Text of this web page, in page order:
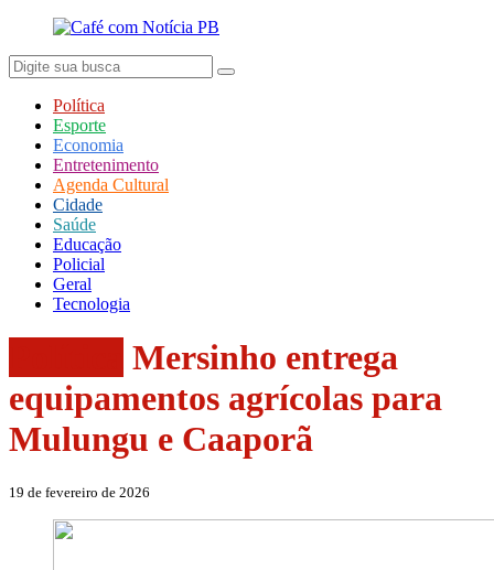
Política
Esporte
Economia
Entretenimento
Agenda Cultural
Cidade
Saúde
Educação
Policial
Geral
Tecnologia
Mersinho entrega
equipamentos agrícolas para
Mulungu e Caaporã
19 de fevereiro de 2026